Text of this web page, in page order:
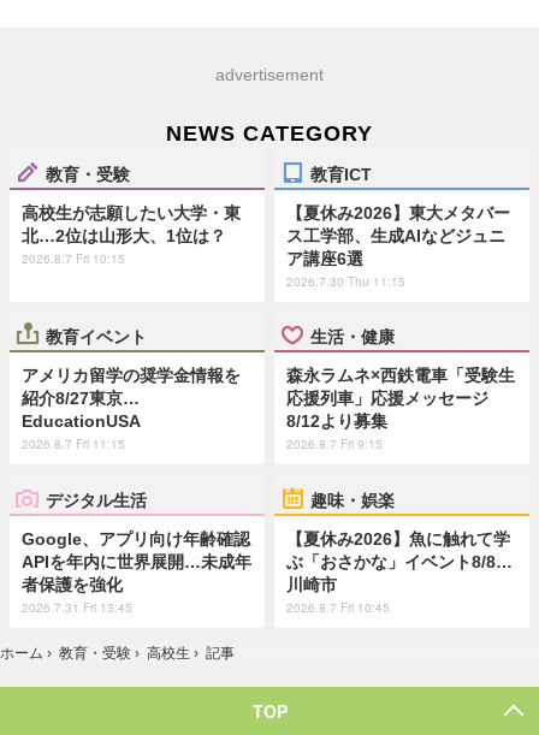
advertisement
NEWS CATEGORY
教育・受験
高校生が志願したい大学・東
北…2位は山形大、1位は？
2026.8.7 Fri 10:15
教育ICT
【夏休み2026】東大メタバー
ス工学部、生成AIなどジュニ
ア講座6選
2026.7.30 Thu 11:15
教育イベント
アメリカ留学の奨学金情報を
紹介8/27東京…
EducationUSA
2026.8.7 Fri 11:15
生活・健康
森永ラムネ×西鉄電車「受験生
応援列車」応援メッセージ
8/12より募集
2026.8.7 Fri 9:15
デジタル生活
Google、アプリ向け年齢確認
APIを年内に世界展開…未成年
者保護を強化
2026.7.31 Fri 13:45
趣味・娯楽
【夏休み2026】魚に触れて学
ぶ「おさかな」イベント8/8…
川崎市
2026.8.7 Fri 10:45
ホーム › 教育・受験 › 高校生 › 記事
TOP